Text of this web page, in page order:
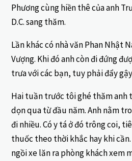
Phương cùng hiền thê của anh
D.C. sang thăm.
Lần khác có nhà văn Phan Nhật
Vượng. Khi đó anh còn đi đứng
trưa với các bạn, tuy phải đẩy
Hai tuần trước tôi ghé thăm anh
dọn qua từ đầu năm. Anh nằm
đi nhiều. Có y tá ở đó trông coi,
thuốc theo thời khắc hay khi
ngồi xe lăn ra phòng khách xem